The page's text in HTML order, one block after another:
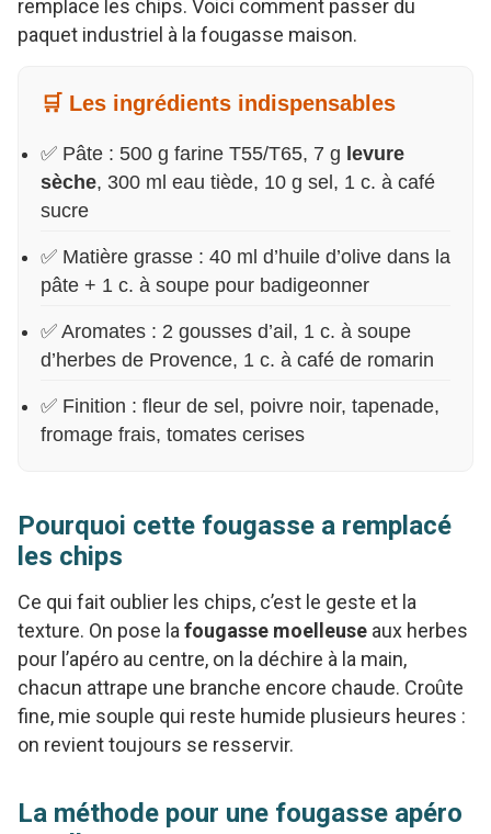
remplace les chips. Voici comment passer du
paquet industriel à la fougasse maison.
🛒 Les ingrédients indispensables
✅ Pâte : 500 g farine T55/T65, 7 g levure
sèche, 300 ml eau tiède, 10 g sel, 1 c. à café
sucre
✅ Matière grasse : 40 ml d’huile d’olive dans la
pâte + 1 c. à soupe pour badigeonner
✅ Aromates : 2 gousses d’ail, 1 c. à soupe
d’herbes de Provence, 1 c. à café de romarin
✅ Finition : fleur de sel, poivre noir, tapenade,
fromage frais, tomates cerises
Pourquoi cette fougasse a remplacé
les chips
Ce qui fait oublier les chips, c’est le geste et la
texture. On pose la fougasse moelleuse aux herbes
pour l’apéro au centre, on la déchire à la main,
chacun attrape une branche encore chaude. Croûte
fine, mie souple qui reste humide plusieurs heures :
on revient toujours se resservir.
La méthode pour une fougasse apéro